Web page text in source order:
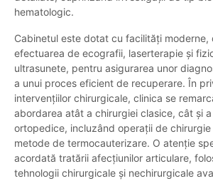
hematologic.
Cabinetul este dotat cu facilități moderne,
efectuarea de ecografii, laserterapie și
ultrasunete, pentru asigurarea unor
a unui proces eficient de recuperare. În
intervențiilor chirurgicale, clinica se
abordarea atât a chirurgiei clasice, cât și
ortopedice, incluzând operații de chirurgie
metode de termocauterizare. O atenție
acordată tratării afecțiunilor articulare,
tehnologii chirurgicale și nechirurgicale